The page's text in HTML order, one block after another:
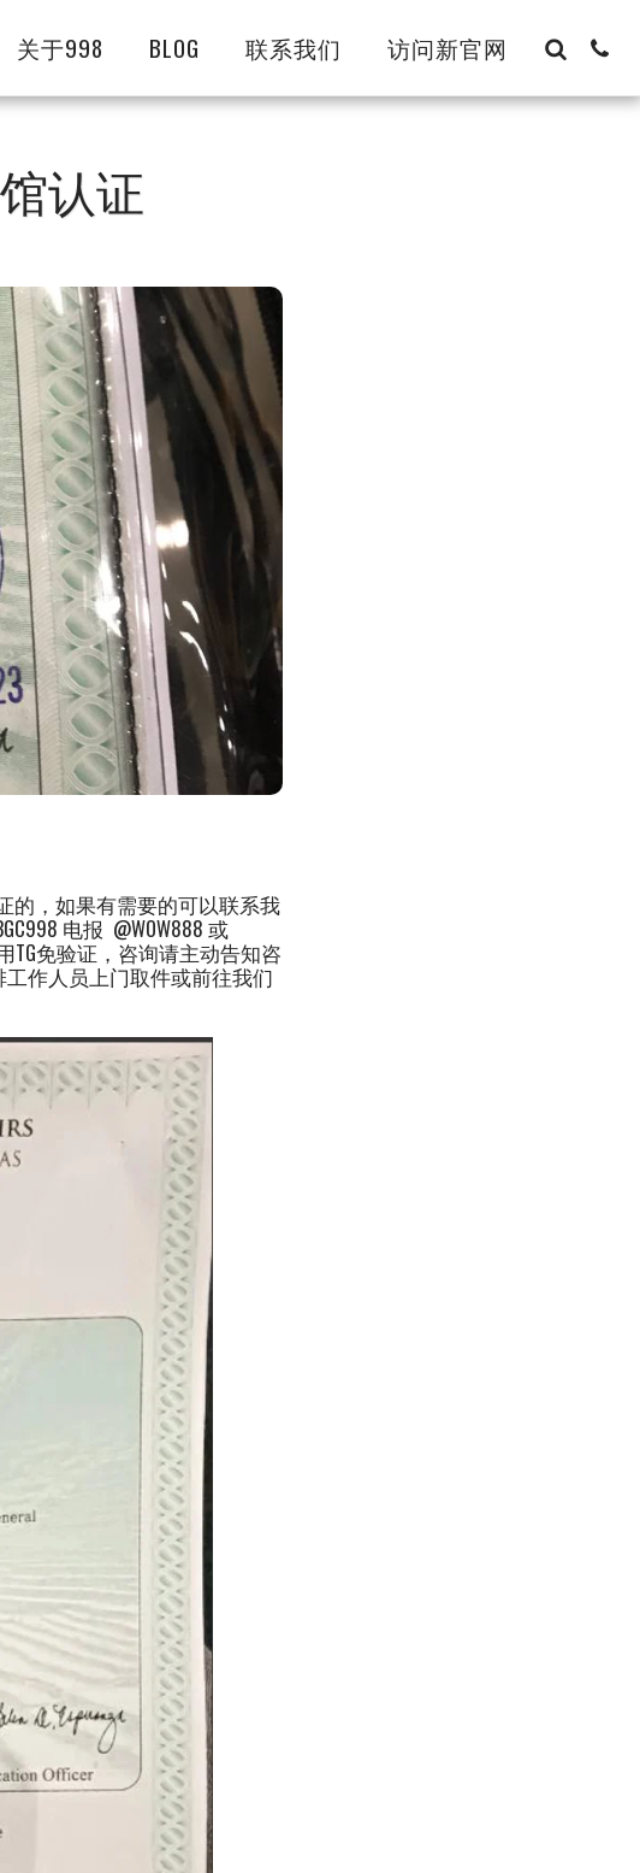
关于998 BLOG 联系我们 访问新官网
认证
的，如果有需要的可以联系我
电报 @WOW888 或
TG免验证，咨询请主动告知咨
工作人员上门取件或前往我们